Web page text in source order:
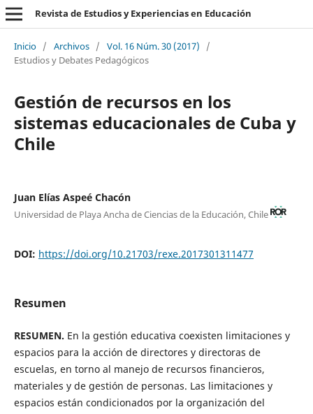
Revista de Estudios y Experiencias en Educación
Inicio / Archivos / Vol. 16 Núm. 30 (2017)
/
Estudios y Debates Pedagógicos
Gestión de recursos en los
sistemas educacionales de Cuba y
Chile
Juan Elías Aspeé Chacón
Universidad de Playa Ancha de Ciencias de la Educación, Chile
DOI: https://doi.org/10.21703/rexe.2017301311477
Resumen
RESUMEN. En la gestión educativa coexisten limitaciones y
espacios para la acción de directores y directoras de
escuelas, en torno al manejo de recursos financieros,
materiales y de gestión de personas. Las limitaciones y
espacios están condicionados por la organización del